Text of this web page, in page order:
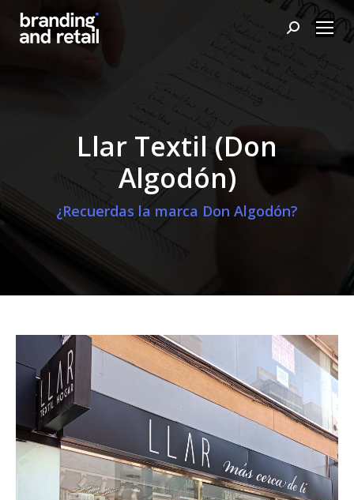
Buscar:
Llar Textil (Don
Algodón)
¿Recuerdas la marca Don Algodón?